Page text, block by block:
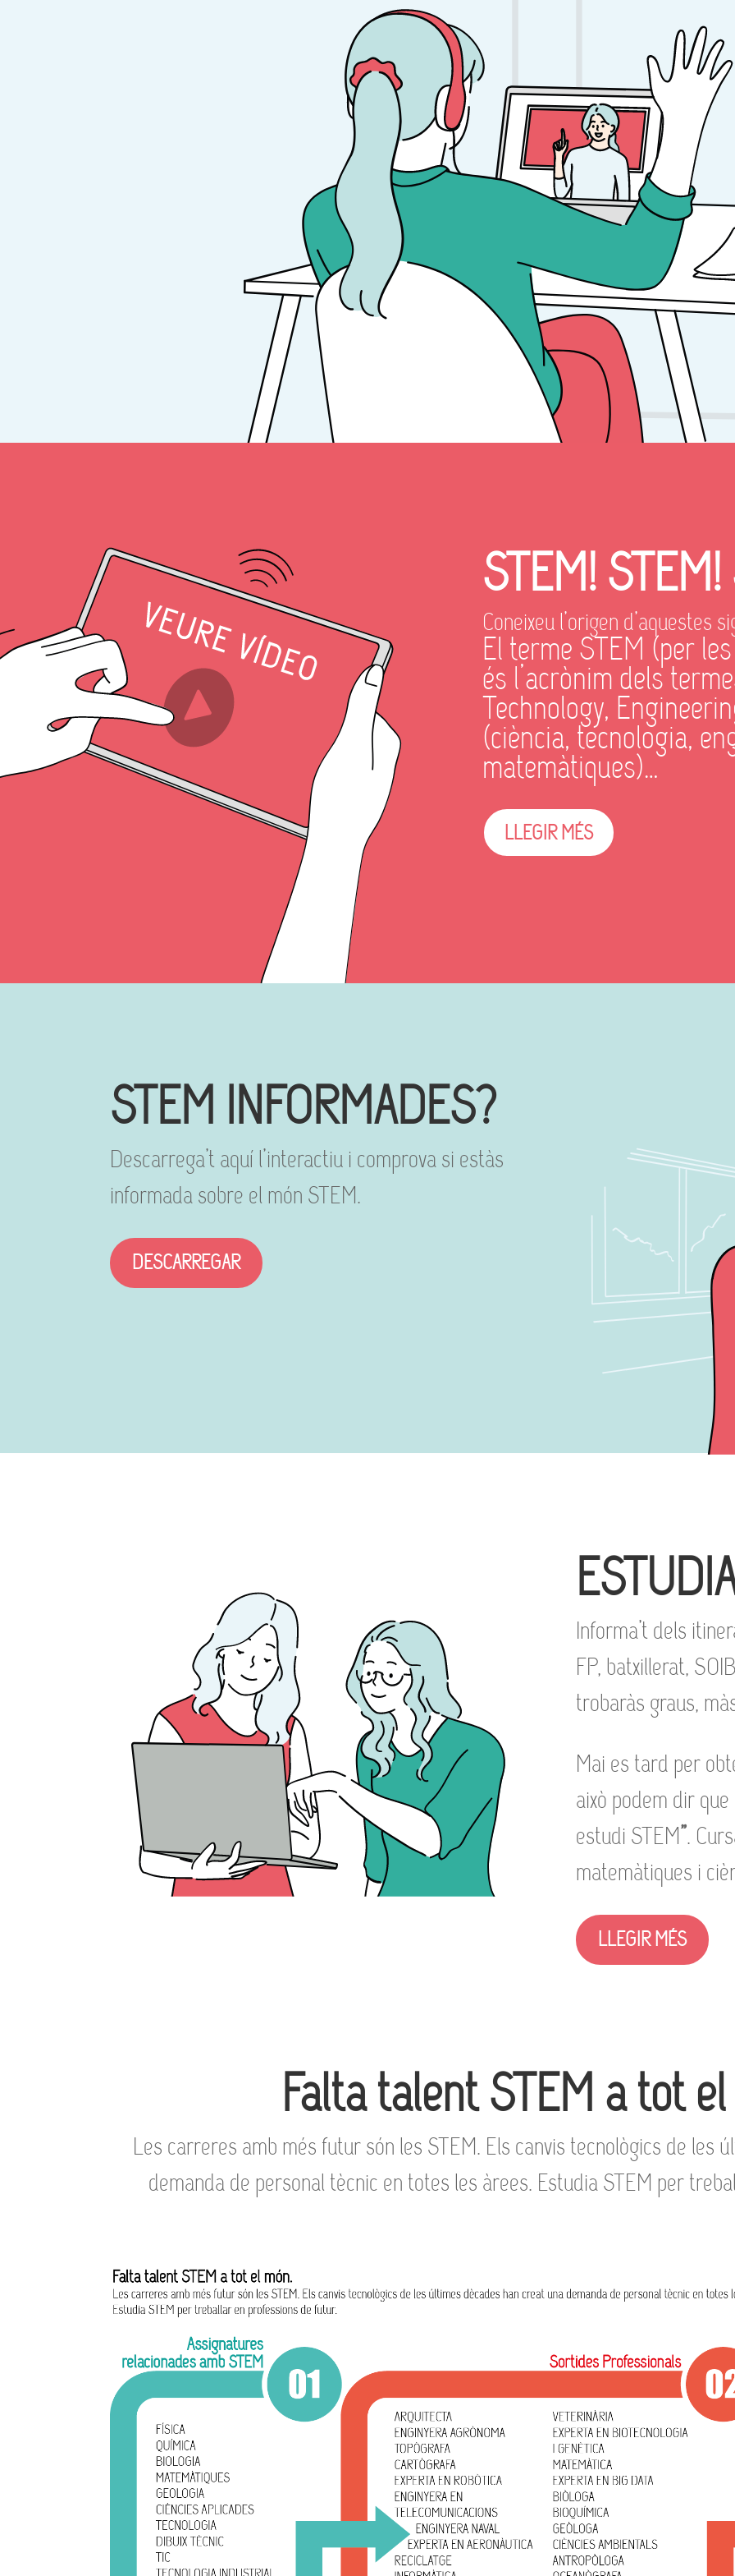
STEM!
Coneixeu l’origen d’aquestes
El terme STEM (per
és l’acrònim dels
Technology,
(ciència, tecnologia,
matemàtiques)…
LLEGIR MÉS
STEM INFORMADES?
Descarrega’t aquí l’interactiu i comprova si estàs
informada sobre el món STEM.
DESCARREGAR
Informa’t dels
FP, batxillerat,
trobaràs graus,
Mai es tard per
això podem dir que
estudi STEM”.
matemàtiques i
LLEGIR MÉS
Falta talent STEM a tot
Les carreres amb més futur són les STEM. Els canvis tecnològics de les
demanda de personal tècnic en totes les àrees. Estudia STEM per